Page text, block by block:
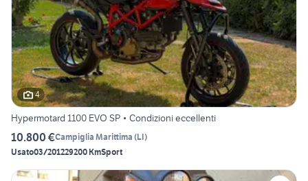
4
Hypermotard 1100 EVO SP • Condizioni eccellenti
10.800 €Campiglia Marittima (LI)
Usato03/201229200 KmSport